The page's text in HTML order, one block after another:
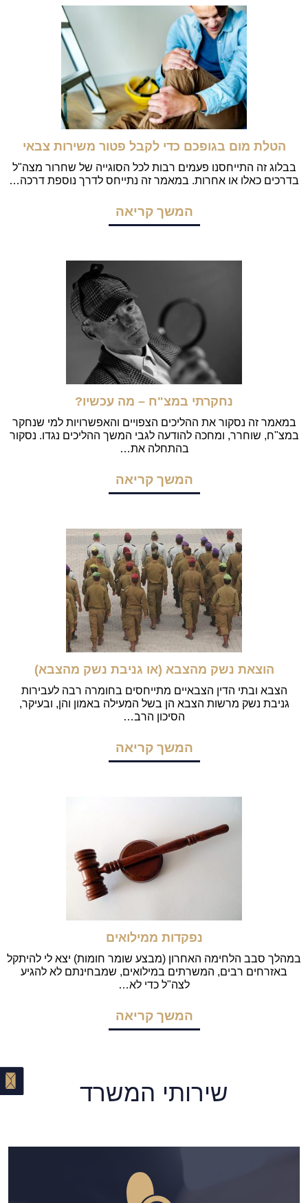
הטלת מום בגופכם כדי לקבל פטור משירות צבאי
בבלוג זה התייחסנו פעמים רבות לכל הסוגייה של שחרור מצה"ל
בדרכים כאלו או אחרות. במאמר זה נתייחס לדרך נוספת דרכה…
המשך קריאה
נחקרתי במצ"ח – מה עכשיו?
במאמר זה נסקור את ההליכים הצפויים והאפשרויות למי שנחקר
במצ"ח, שוחרר, ומחכה להודעה לגבי המשך ההליכים נגדו. נסקור
בהתחלה את…
המשך קריאה
הוצאת נשק מהצבא (או גניבת נשק מהצבא)
הצבא ובתי הדין הצבאיים מתייחסים בחומרה רבה לעבירות
גניבת נשק מרשות הצבא הן בשל המעילה באמון והן, ובעיקר,
הסיכון הרב…
המשך קריאה
נפקדות ממילואים
במהלך סבב הלחימה האחרון (מבצע שומר חומות) יצא לי להיתקל
באזרחים רבים, המשרתים במילואים, שמבחינתם לא להגיע
לצה"ל כדי לא…
המשך קריאה
שירותי המשרד